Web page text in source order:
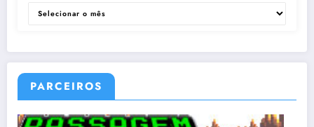
ARQUIVOS
PARCEIROS